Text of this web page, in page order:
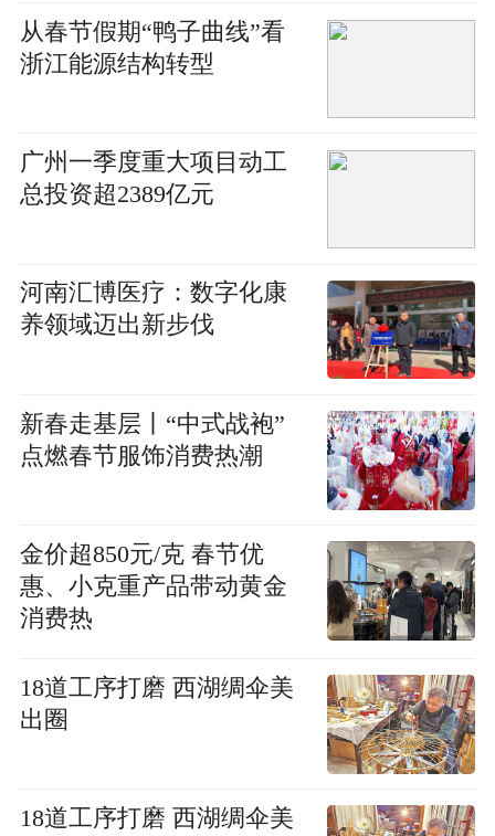
从春节假期“鸭子曲线”看
浙江能源结构转型
广州一季度重大项目动工
总投资超2389亿元
河南汇博医疗：数字化康
养领域迈出新步伐
新春走基层丨“中式战袍”
点燃春节服饰消费热潮
金价超850元/克 春节优
惠、小克重产品带动黄金
消费热
18道工序打磨 西湖绸伞美
出圈
18道工序打磨 西湖绸伞美